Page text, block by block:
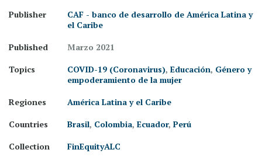
Publisher
CAF - banco de desarrollo de América Latina y
el Caribe
Published
Marzo 2021
Topics
COVID-19 (Coronavirus), Educación, Género y
empoderamiento de la mujer
Regiones
América Latina y el Caribe
Countries
Brasil, Colombia, Ecuador, Perú
Collection
FinEquityALC